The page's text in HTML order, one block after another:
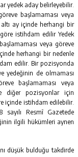
yedek aday belirleyebilir.
başlamaması veya
ay içinde herhangi bir
istihdam edilir Yedek
veya göreve
herhangi bir nedenle
edilir. Bir pozisyonda
yedeğinin de olmaması
başlamaması veya
diğer pozisyonlar için
içinde istihdam edilebilir.
Resmî Gazetede
ilgili hükümleri aynen
düşük bulduğu takdirde